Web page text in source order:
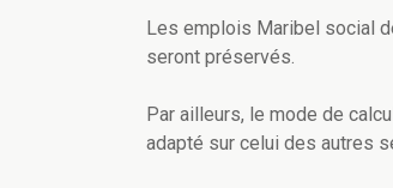
Les emplois Maribel social
seront préservés.
Par ailleurs, le mode de
adapté sur celui des autres